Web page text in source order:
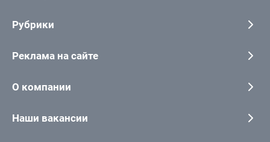
Рубрики
Реклама на сайте
О компании
Наши вакансии